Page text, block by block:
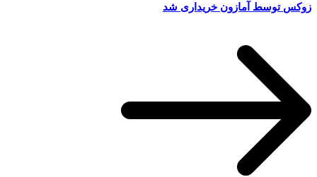
زوکس توسط آمازون خریداری شد